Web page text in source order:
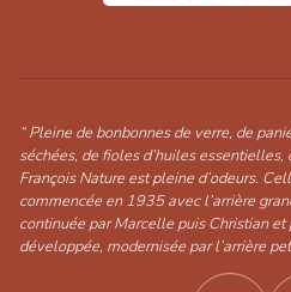
“ Pleine de bonbonnes de verre, de
séchées, de fioles d’huiles
François Nature est pleine d’odeurs.
commencée en 1935 avec l’arrière
continuée par Marcelle puis Christian et
développée, modernisée par l’arrière